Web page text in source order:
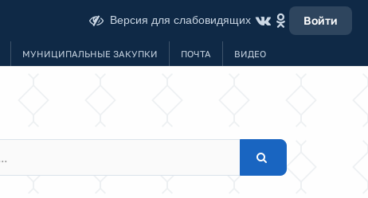
Версия для слабовидящих Войти
МУНИЦИПАЛЬНЫЕ ЗАКУПКИ ПОЧТА ВИДЕО